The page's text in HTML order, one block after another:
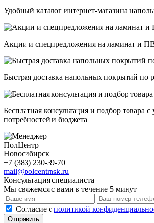
Удобный каталог интернет-магазина
Акции и спецпредложения на ламинат и
Быстрая доставка напольных покрытий по
Бесплатная консультация и подбор товара
потребностей и бюджета
ПолЦентр
Новосибирск
+7 (383) 230-39-70
mail@polcentrnsk.ru
Консультация специалиста
Мы свяжемся с вами в течение 5 минут
Cогласие с политикой
Отправить